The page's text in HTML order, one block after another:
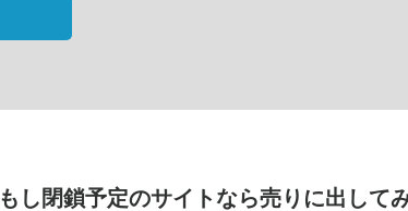
もし閉鎖予定のサイトなら売りに出して